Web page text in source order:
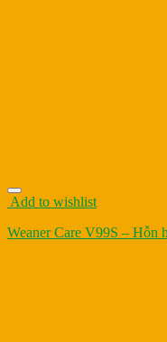
Add to wishlist
Weaner Care V99S – Hỗn